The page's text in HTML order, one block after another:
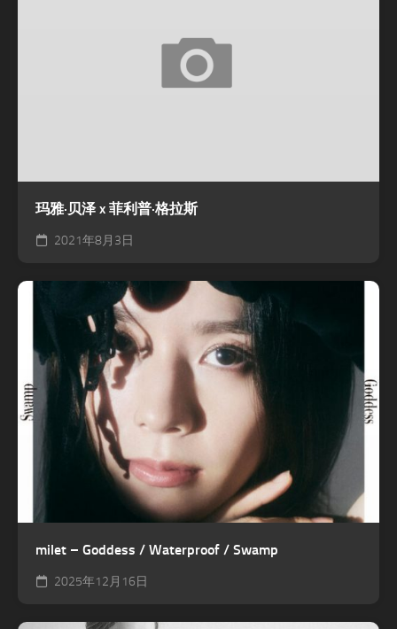
玛雅·贝泽 x 菲利普·格拉斯
2021年8月3日
milet – Goddess / Waterproof / Swamp
2025年12月16日